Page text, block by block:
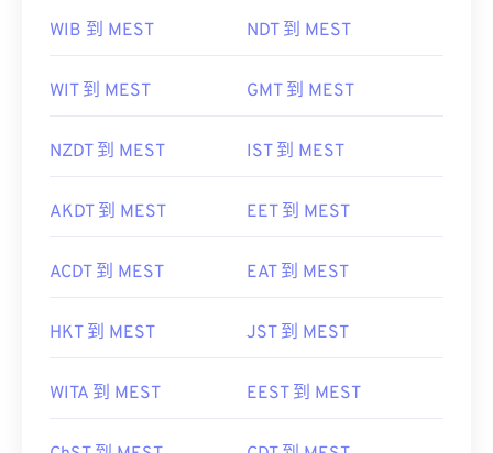
WIB 到 MEST NDT 到 MEST
WIT 到 MEST GMT 到 MEST
NZDT 到 MEST IST 到 MEST
AKDT 到 MEST EET 到 MEST
ACDT 到 MEST EAT 到 MEST
HKT 到 MEST JST 到 MEST
WITA 到 MEST EEST 到 MEST